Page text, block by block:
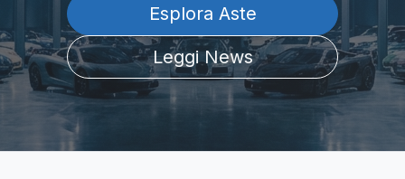
Esplora Aste
Leggi News